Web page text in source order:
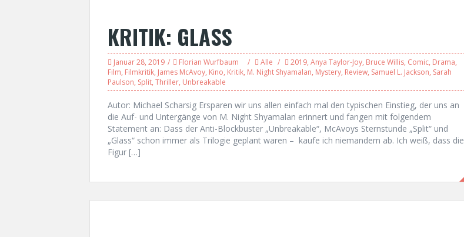
KRITIK: GLASS
Januar 28, 2019 Florian Wurfbaum Alle 2019, Anya Taylor-Joy, Bruce Willis, Comic, Drama,
Film, Filmkritik, James McAvoy, Kino, Kritik, M. Night Shyamalan, Mystery, Review, Samuel L. Jackson, Sarah
Paulson, Split, Thriller, Unbreakable
Autor: Michael Scharsig Ersparen wir uns allen einfach mal den typischen Einstieg, der uns an
die Auf- und Untergänge von M. Night Shyamalan erinnert und fangen mit folgendem
Statement an: Dass der Anti-Blockbuster „Unbreakable“, McAvoys Sternstunde „Split“ und
„Glass“ schon immer als Trilogie geplant waren – kaufe ich niemandem ab. Ich weiß, dass die
Figur […]